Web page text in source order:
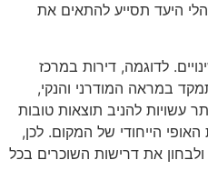
היעד תסייע להתאים את
לדוגמה, דירות במרכז
במראה המודרני והנקי,
עשויות להניב תוצאות טובות
הייחודי של המקום. לכן,
את דרישות השוכרים בכל